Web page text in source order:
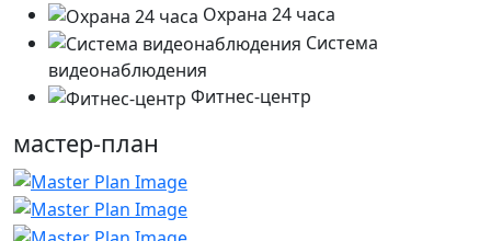
Охрана 24 часа
Система
видеонаблюдения
Фитнес-центр
мастер-план